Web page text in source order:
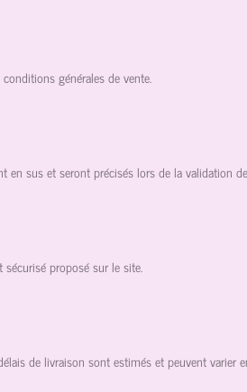
générales de vente.
sus et seront précisés lors de la validation
proposé sur le site.
de livraison sont estimés et peuvent varier